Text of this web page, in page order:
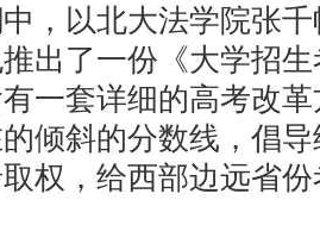
，以北大法学院张
出了一份《大学招
一套详细的高考改
倾斜的分数线，倡
权，给西部边远省